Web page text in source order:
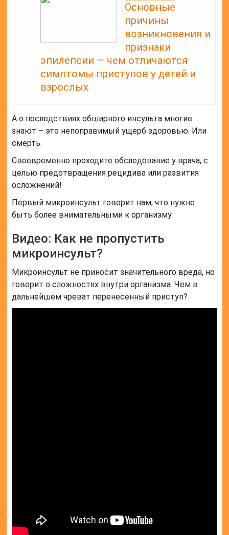
Основные
причины
возникновения и
признаки
эпилепсии — чем отличаются
симптомы приступов у детей и
взрослых
А о последствиях обширного инсульта многие
знают – это непоправимый ущерб здоровью. Или
смерть.
Своевременно проходите обследование у врача, с
целью предотвращения рецидива или развития
осложнений!
Первый микроинсульт говорит нам, что нужно
быть более внимательными к организму.
Видео: Как не пропустить
микроинсульт?
Микроинсульт не приносит значительного вреда, но
говорит о сложностях внутри организма. Чем в
дальнейшем чреват перенесенный приступ?